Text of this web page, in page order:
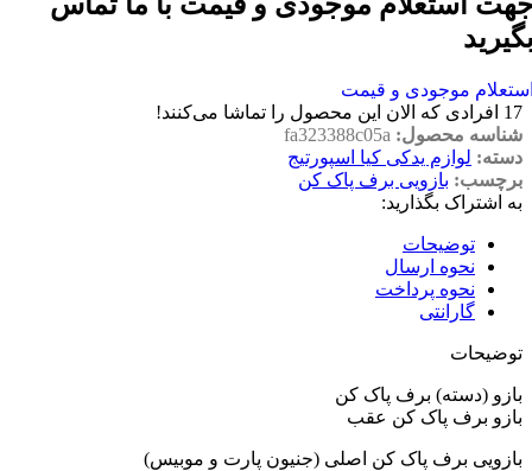
موجودی و قیمت
17 افرادی که الان این محصول را تماشا می‌کنند!
شناسه محصول: fa323388c05a
دسته: لوازم یدکی کیا اسپورتیج
برچسب: بازویی برف پاک کن
به اشتراک بگذارید:
توضیحات
نحوه ارسال
نحوه پرداخت
گارانتی
توضیحات
بازو (دسته) برف پاک کن
بازو برف پاک کن عقب
بازویی برف پاک کن اصلی (جنیون پارت و موبیس)